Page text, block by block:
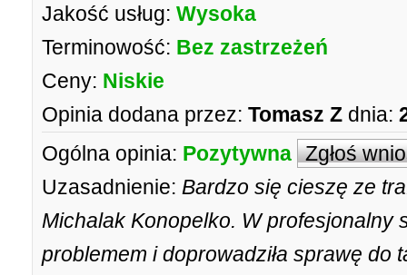
Jakość usług: Wysoka
Terminowość: Bez zastrzeżeń
Ceny: Niskie
Opinia dodana przez: Tomasz Z dnia:
Ogólna opinia: Pozytywna Zgłoś
Uzasadnienie: Bardzo się cieszę ze
Michalak Konopelko. W profesjonalny
problemem i doprowadziła sprawę do